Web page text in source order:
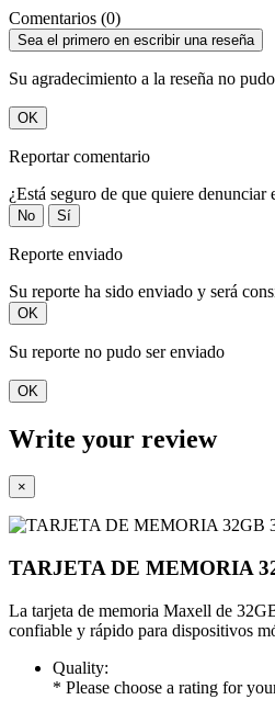
Comentarios (0)
Sea el primero en escribir una reseña
Su agradecimiento a la reseña no
OK
Reportar comentario
¿Está seguro de que quiere denunciar
No Sí
Reporte enviado
Su reporte ha sido enviado y será
OK
Su reporte no pudo ser enviado
OK
Write your review
×
TARJETA DE MEMORIA
La tarjeta de memoria Maxell de
confiable y rápido para dispositivos
Quality:
* Please choose a rating for